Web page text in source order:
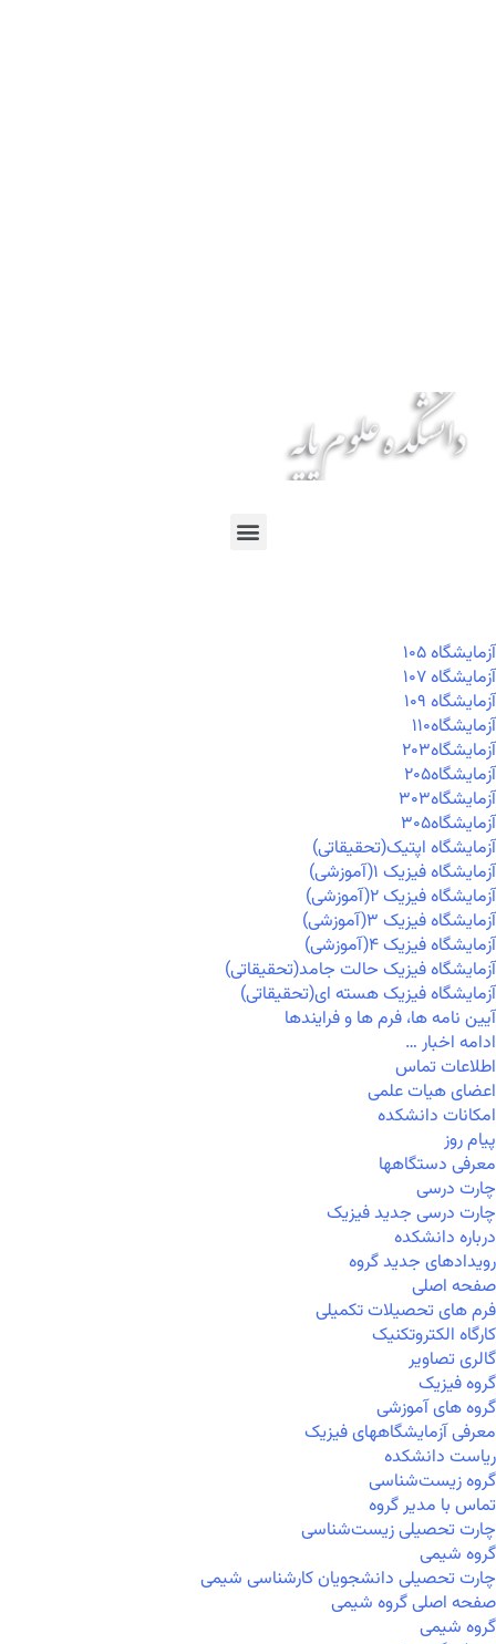
آزمايشگاه ۱۰۵
آزمايشگاه ۱۰۷
آزمايشگاه ۱۰۹
آزمايشگاه۱۱۰
آزمايشگاه۲۰۳
آزمايشگاه۲۰۵
آزمايشگاه۳۰۳
آزمايشگاه۳۰۵
آزمایشگاه اپتیک(تحقیقاتی)
آزمایشگاه فیزیک ۱(آموزشی)
آزمایشگاه فیزیک ۲(آموزشی)
آزمایشگاه فیزیک ۳(آموزشی)
آزمایشگاه فیزیک ۴(آموزشی)
آزمایشگاه فیزیک حالت جامد(تحقیقاتی)
آزمایشگاه فیزیک هسته ای(تحقیقاتی)
آیین نامه ها، فرم ها و فرایندها
ادامه اخبار …
اطلاعات تماس
اعضای هیات علمی
امکانات دانشکده
پیام روز
معرفی دستگاهها
چارت درسی
چارت درسی جدید فیزیک
درباره دانشکده
رویدادهای جدید گروه
صفحه اصلی
فرم های تحصیلات تکمیلی
کارگاه الکتروتکنیک
گالری تصاویر
گروه فیزیک
گروه های آموزشی
معرفی آزمایشگاههای فیزیک
ریاست دانشکده
گروه زیست‌شناسی
تماس با مدیر گروه
چارت تحصیلی زیست‌شناسی
گروه شیمی
چارت تحصیلی دانشجویان کارشناسی شیمی
صفحه اصلی گروه شیمی
گروه شیمی